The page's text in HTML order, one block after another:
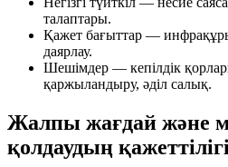
талаптары.
Қажет бағыттар —
даярлау.
Шешімдер — кепілдік
қаржыландыру, әділ салық.
Жалпы жағдай және
қолдаудың